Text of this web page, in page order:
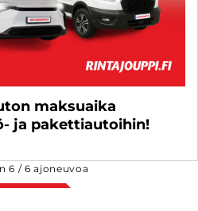
maksuaika
ja pakettiautoihin!
6 /6 ajoneuvoa